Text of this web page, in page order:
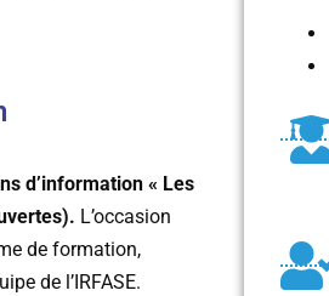
d’information « Les
L’occasion
de formation,
de l’IRFASE.